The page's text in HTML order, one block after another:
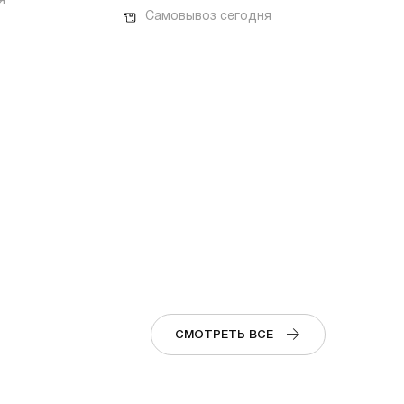
Самовывоз сегодня
СМОТРЕТЬ ВСЕ